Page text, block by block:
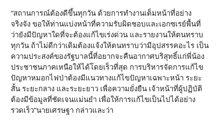
“สถานการณ์ต้องดีขึ้นทุกวัน ด้วยการทำงานเต็มหน้าที่อย่าง
จริงจัง ขอให้ท่านแบ่งหน้าที่ความรับผิดชอบและเอกซเรย์พื้นที่
ว่ายังมีปัญหาใดที่จะต้องแก้ไขเร่งด่วน และรายงานให้ตนทราบ
ทุกวัน ถ้าไม่ดีกว่าเดิมต้องแจ้งให้ตนทราบว่ามีอุปสรรคอะไร เป็น
ความประสงค์ของรัฐบาลนี้ที่อยากจะคืนอากาศบริสุทธิ์แก่พี่น้อง
ประชาชนภาคเหนือให้ได้โดยเร็วที่สุด การบริหารจัดการแก้ไข
ปัญหาหมอกไฟป่าต้องมีแนวทางแก้ไขปัญหาเฉพาะหน้า ระยะ
สั้น ระยะกลาง และระยะยาว เพื่อความยั่งยืน เจ้าหน้าที่ผู้ปฏิบัติ
ต้องมีข้อมูลที่ชัดเจนแม่นยำ เพื่อให้การแก้ไขเป็นไปได้อย่าง
รวดเร็ว”นายเศรษฐา กล่าวและว่า